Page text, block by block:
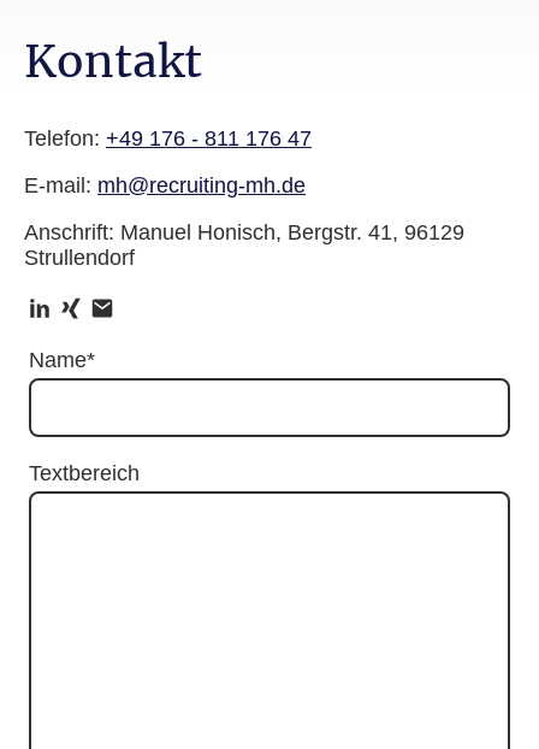
Kontakt
Telefon: +49 176 - 811 176 47
E-mail: mh@recruiting-mh.de
Anschrift: Manuel Honisch, Bergstr. 41, 96129
Strullendorf
Name*
Textbereich